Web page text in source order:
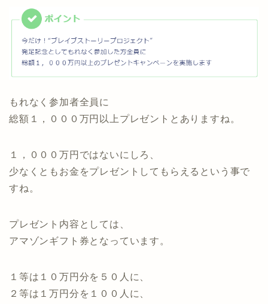
もれなく参加者全員に
総額１，０００万円以上プレゼントとありますね。
１，０００万円ではないにしろ、
少なくともお金をプレゼントしてもらえるという事で
すね。
プレゼント内容としては、
アマゾンギフト券となっています。
１等は１０万円分を５０人に、
２等は１万円分を１００人に、